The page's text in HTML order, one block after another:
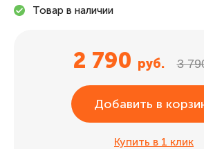
Товар в наличии
2 790 руб. 3
Добавить в
Купить в 1 клик